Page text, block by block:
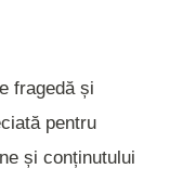
fragedă și
pentru
și conținutului